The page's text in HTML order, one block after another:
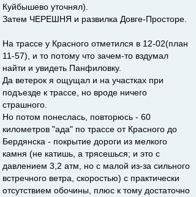
Куйбышево уточнял).
Затем ЧЕРЕШНЯ и развилка Довге-Просторе.
На трассе у Красного отметился в 12-02(план
11-57), и то потому что зачем-то вздумал
найти и увидеть Панфиловку.
Да ветерок я ощущал и на участках при
подъезде к трассе, но вроде ничего
страшного.
Но потом понеслась, повторюсь - 60
километров "ада" по трассе от Красного до
Бердянска - покрытие дороги из мелкого
камня (не катишь, а трясешься; и это с
давлением 3,2 атм, но с малой из-за сильного
встречного ветра, скоростью) с практически
отсутствием обочины, плюс к тому достаточно